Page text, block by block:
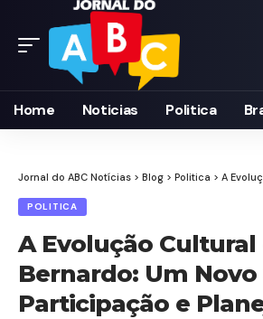
Home Noticias Politica
Jornal do ABC Notícias > Blog > Politica > A Evolução Cultural
POLITICA
A Evolução Cultural
Bernardo: Um Novo
Participação e